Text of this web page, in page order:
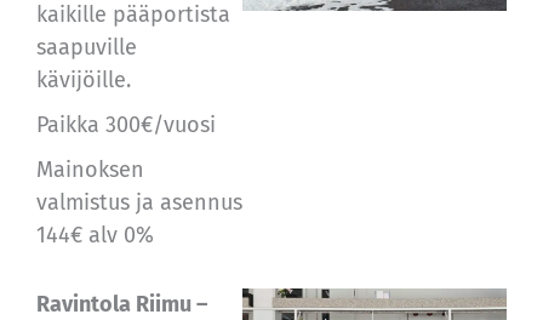
kaikille pääportista
saapuville
kävijöille.
Paikka 300€/vuosi
Mainoksen
valmistus ja asennus
144€ alv 0%
Ravintola Riimu –